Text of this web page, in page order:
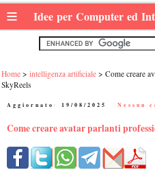
≡ Idee per Computer ed
Home intelligenza artificiale
Come creare
SkyReels
Aggiornato: 19/08/2025 Nessun
Come creare avatar parlanti